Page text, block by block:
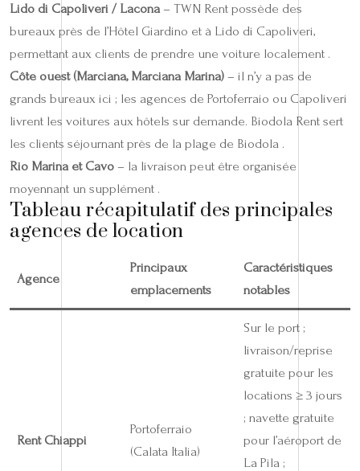
Lido di Capoliveri / Lacona– TWN Rent possède des
bureaux près de l’Hôtel Giardino et à Lido di Capoliveri,
permettant aux clients de prendre une voiture localement .
Côte ouest (Marciana, Marciana Marina) – il n’y a pas de
grands bureaux ici ; les agences de Portoferraio ou Capoliveri
livrent les voitures aux hôtels sur demande. Biodola Rent sert
les clients séjournant près de la plage de Biodola .
Rio Marina et Cavo – la livraison peut être organisée
moyennant un supplément .
Tableau récapitulatif des principales
agences de location
Agence
Principaux
emplacements
Caractéristiques
notables
Rent Chiappi
Portoferraio
(Calata Italia)
Sur le port ;
livraison/reprise
gratuite pour les
locations ≥ 3 jours
; navette gratuite
pour l’aéroport de
La Pila ;